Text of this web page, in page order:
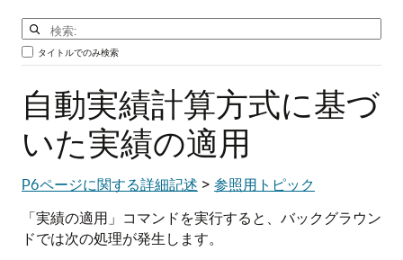
タイトルでのみ検索
自動実績計算方式に基づ
いた実績の適用
P6ページに関する詳細記述 > 参照用トピック
「実績の適用」コマンドを実行すると、バックグラウン
ドでは次の処理が発生します。